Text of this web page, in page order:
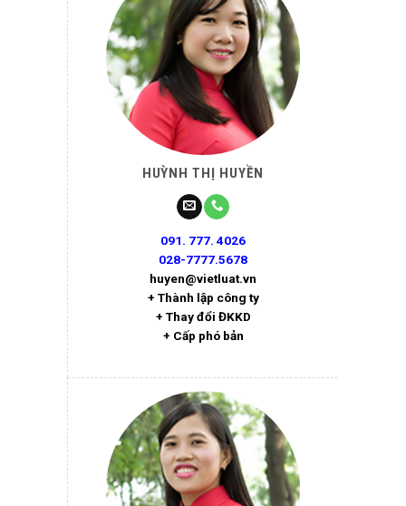
HUỲNH THỊ HUYỀN
091. 777. 4026
028-7777.5678
huyen@vietluat.vn
+ Thành lập công ty
+ Thay đổi ĐKKD
+ Cấp phó bản